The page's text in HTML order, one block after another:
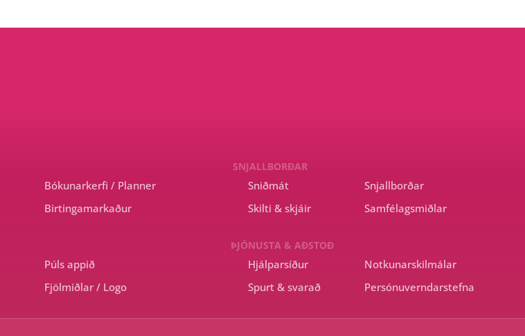
SNJALLBORÐAR
Bókunarkerfi / Planner Snjallborðar
Sniðmát
Birtingamarkaður Skilti & skjáir Samfélagsmiðlar
ÞJÓNUSTA & AÐSTOÐ
Púls appið Hjálparsíður
Notkunarskilmálar
Fjölmiðlar / Logo Spurt & svarað Persónuverndarstefna